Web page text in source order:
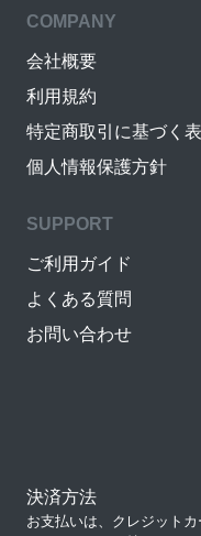
COMPANY
会社概要
利用規約
特定商取引に基づく
個人情報保護方針
SUPPORT
ご利用ガイド
よくある質問
お問い合わせ
決済方法
お支払いは、クレジット